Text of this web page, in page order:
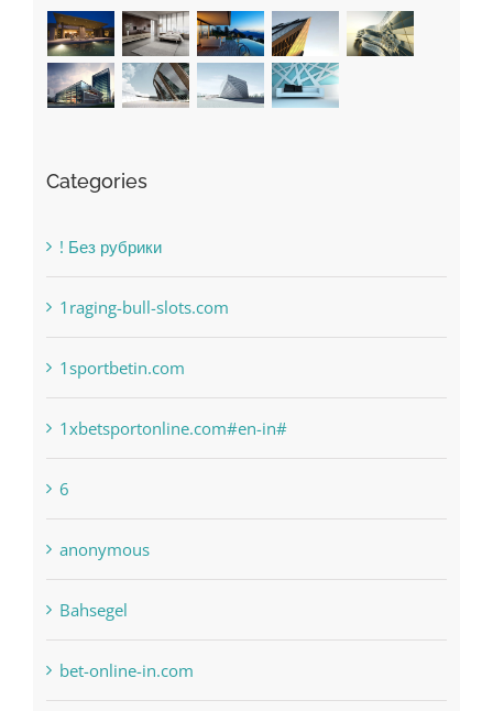
Recent Works
! Без рубрики
1raging-bull-slots.com
1sportbetin.com
1xbetsportonline.com#en-in#
6
anonymous
Bahsegel